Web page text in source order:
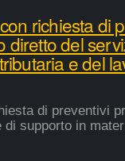
richiesta di
diretto del
e del
di preventivi
supporto in